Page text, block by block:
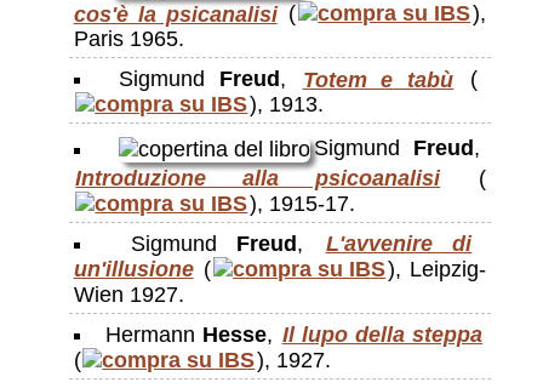
cos'è la psicanalisi (
),
Paris 1965.
Sigmund Freud , Totem e tabù
(
), 1913.
Sigmund Freud ,
Introduzione alla psicoanalisi (
), 1915-17.
Sigmund Freud ,
L'avvenire di
un'illusione (
), Leipzig-
Wien 1927.
Hermann Hesse, Il lupo della steppa
(
), 1927.